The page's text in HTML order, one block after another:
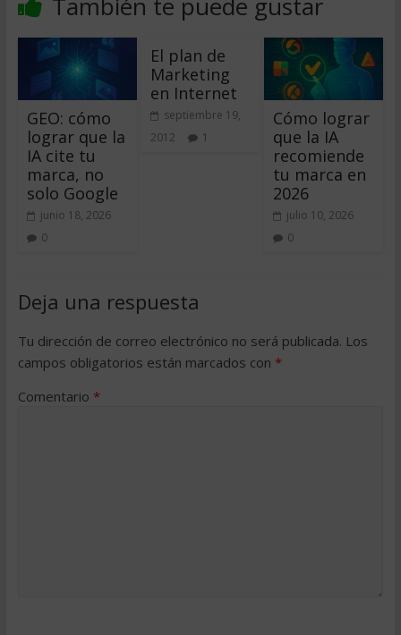
GEO: cómo
lograr que la
IA cite tu
marca, no
solo Google
junio 18, 2026
0
El plan de
Marketing
en Internet
septiembre 19,
2012
1
Cómo lograr
que la IA
recomiende
tu marca en
2026
julio 10, 2026
0
Deja una respuesta
Tu dirección de correo electrónico no será publicada. Los
campos obligatorios están marcados con *
Comentario *